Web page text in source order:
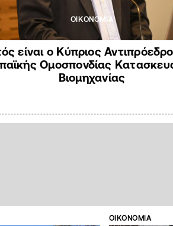
ΟΙΚΟΝΟΜΙΑ
είναι ο Κύπριος
Ομοσπονδίας
Βιομηχανίας
ΟΙΚΟΝΟΜΙΑ